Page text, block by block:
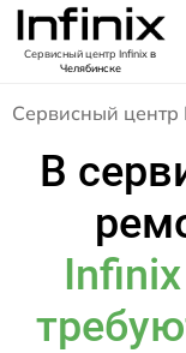
Сервисный центр Infinixв
Челябинске
Сервисный центр
В
Infinix